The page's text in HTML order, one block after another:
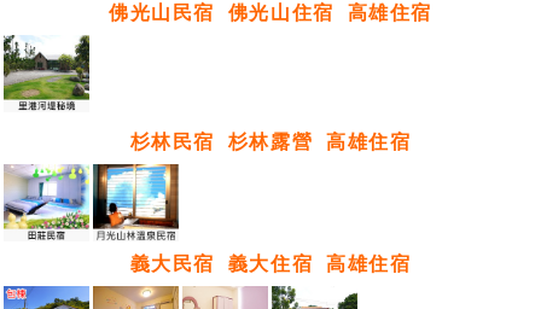
佛光山民宿 佛光山住宿 高雄住宿
杉林民宿 杉林露營 高雄住宿
義大民宿 義大住宿 高雄住宿